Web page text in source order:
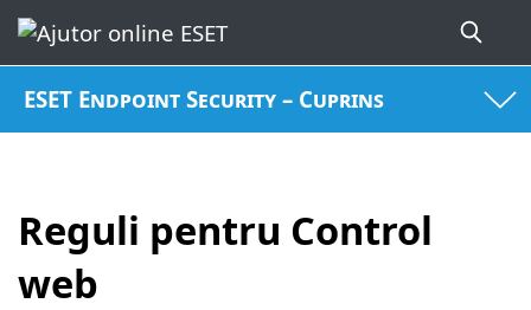
ESET Endpoint Security – Cuprins
Reguli pentru Control
web